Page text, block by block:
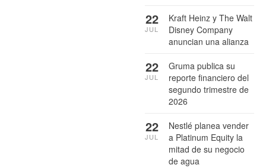
Kraft Heinz y The Walt
Disney Company
anuncian una alianza
22
JUL
Gruma publica su
reporte financiero del
segundo trimestre de
2026
22
JUL
Nestlé planea vender
a Platinum Equity la
mitad de su negocio
de agua
22
JUL